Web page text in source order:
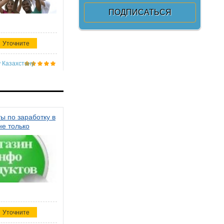
Уточните
Казахстану
по заработку в
только
Уточните